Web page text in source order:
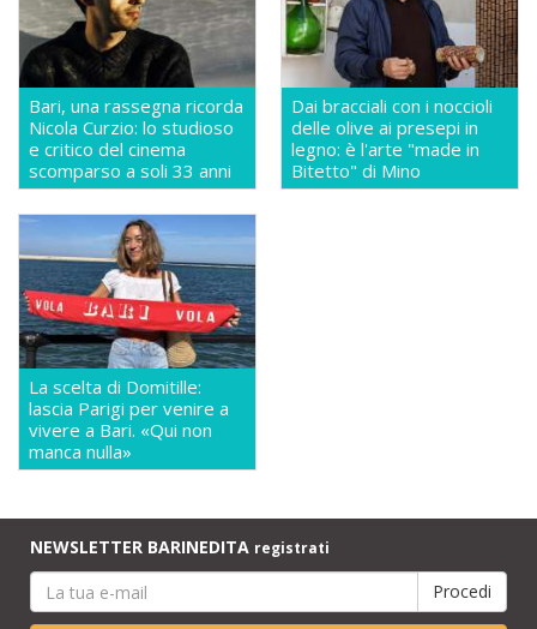
Bari, una rassegna ricorda
Nicola Curzio: lo studioso
e critico del cinema
scomparso a soli 33 anni
Dai bracciali con i noccioli
delle olive ai presepi in
legno: è l'arte "made in
Bitetto" di Mino
La scelta di Domitille:
lascia Parigi per venire a
vivere a Bari. «Qui non
manca nulla»
NEWSLETTER BARINEDITA registrati